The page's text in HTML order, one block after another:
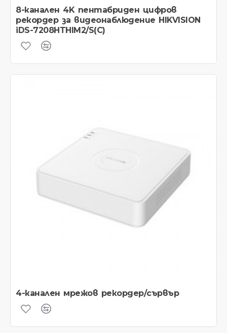
8-канален 4K пентабриден цифров
рекордер за видеонаблюдение HIKVISION
iDS-7208HTHIM2/S(C)
4-канален мрежов рекордер/сървър